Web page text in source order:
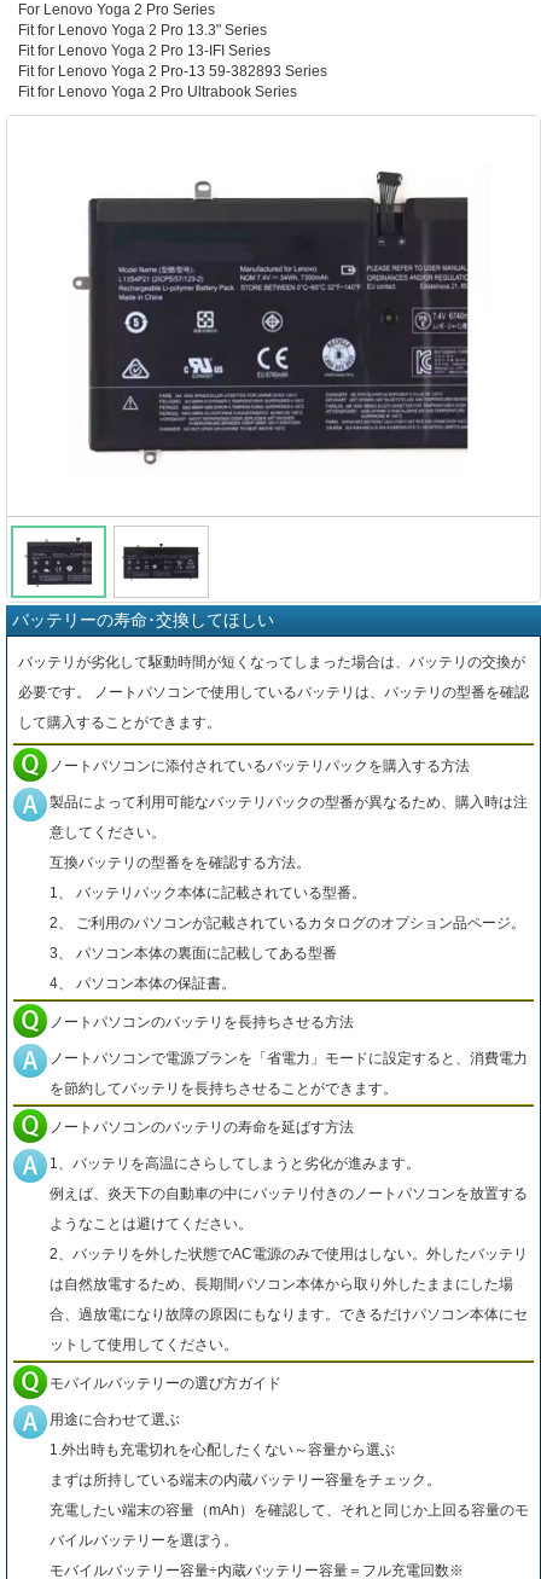
For Lenovo Yoga 2 Pro Series
Fit for Lenovo Yoga 2 Pro 13.3" Series
Fit for Lenovo Yoga 2 Pro 13-IFI Series
Fit for Lenovo Yoga 2 Pro-13 59-382893 Series
Fit for Lenovo Yoga 2 Pro Ultrabook Series
バッテリーの寿命･交換してほしい
バッテリが劣化して駆動時間が短くなってしまった場合は、バッテリの交換が
必要です。 ノートパソコンで使用しているバッテリは、バッテリの型番を確認
して購入することができます。
ノートパソコンに添付されているバッテリパックを購入する方法
製品によって利用可能なバッテリパックの型番が異なるため、購入時は注
意してください。
互換バッテリの型番をを確認する方法。
1、 バッテリパック本体に記載されている型番。
2、 ご利用のパソコンが記載されているカタログのオプション品ページ。
3、 パソコン本体の裏面に記載してある型番
4、 パソコン本体の保証書。
ノートパソコンのバッテリを長持ちさせる方法
ノートパソコンで電源プランを「省電力」モードに設定すると、消費電力
を節約してバッテリを長持ちさせることができます。
ノートパソコンのバッテリの寿命を延ばす方法
1、バッテリを高温にさらしてしまうと劣化が進みます。
例えば、炎天下の自動車の中にバッテリ付きのノートパソコンを放置する
ようなことは避けてください。
2、バッテリを外した状態でAC電源のみで使用はしない。外したバッテリ
は自然放電するため、長期間パソコン本体から取り外したままにした場
合、過放電になり故障の原因にもなります。できるだけパソコン本体にセ
ットして使用してください。
モバイルバッテリーの選び方ガイド
用途に合わせて選ぶ
1.外出時も充電切れを心配したくない～容量から選ぶ
まずは所持している端末の内蔵バッテリー容量をチェック。
充電したい端末の容量（mAh）を確認して、それと同じか上回る容量のモ
バイルバッテリーを選ぼう。
モバイルバッテリー容量÷内蔵バッテリー容量＝フル充電回数※